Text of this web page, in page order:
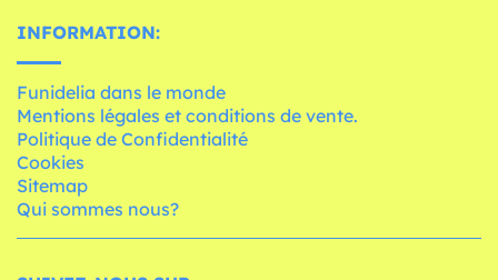
INFORMATION:
Funidelia dans le monde
Mentions légales et conditions de vente.
Politique de Confidentialité
Cookies
Sitemap
Qui sommes nous?